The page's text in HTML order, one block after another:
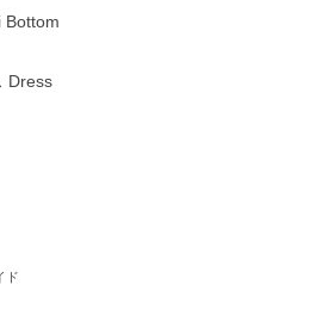
Bottom
Dress
ド